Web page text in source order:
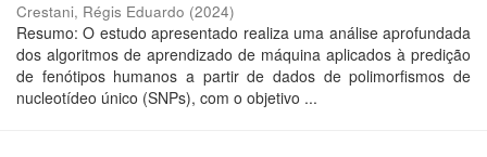
Crestani, Régis Eduardo (2024)
Resumo: O estudo apresentado realiza uma análise aprofundada
dos algoritmos de aprendizado de máquina aplicados à predição
de fenótipos humanos a partir de dados de polimorfismos de
nucleotídeo único (SNPs), com o objetivo ...